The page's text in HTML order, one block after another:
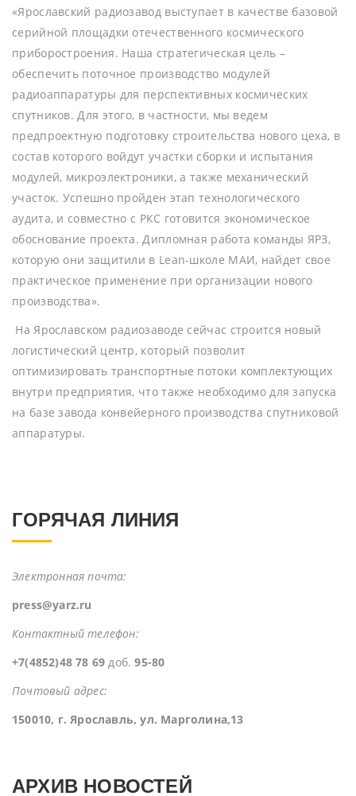
«Ярославский радиозавод выступает в качестве базовой
серийной площадки отечественного космического
приборостроения. Наша стратегическая цель –
обеспечить поточное производство модулей
радиоаппаратуры для перспективных космических
спутников. Для этого, в частности, мы ведем
предпроектную подготовку строительства нового цеха, в
состав которого войдут участки сборки и испытания
модулей, микроэлектроники, а также механический
участок. Успешно пройден этап технологического
аудита, и совместно с РКС готовится экономическое
обоснование проекта. Дипломная работа команды ЯРЗ,
которую они защитили в Lean-школе МАИ, найдет свое
практическое применение при организации нового
производства».
На Ярославском радиозаводе сейчас строится новый
логистический центр, который позволит
оптимизировать транспортные потоки комплектующих
внутри предприятия, что также необходимо для запуска
на базе завода конвейерного производства спутниковой
аппаратуры.
ГОРЯЧАЯ ЛИНИЯ
Электронная почта:
press@yarz.ru
Контактный телефон:
+7(4852)48 78 69 доб.95-80
Почтовый адрес:
150010, г. Ярославль, ул. Марголина,13
АРХИВ НОВОСТЕЙ